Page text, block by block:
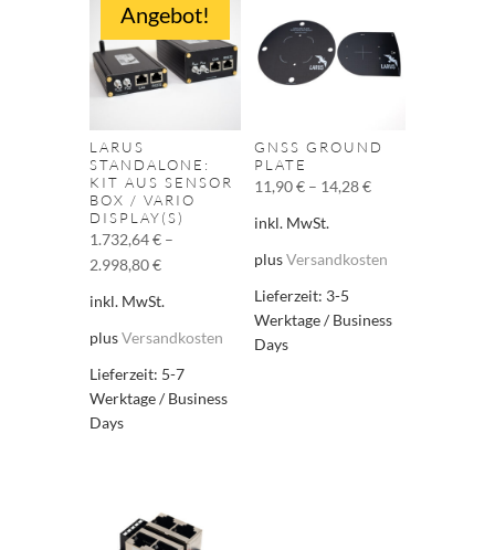
Angebot!
LARUS
STANDALONE:
KIT AUS SENSOR
BOX / VARIO
DISPLAY(S)
1.732,64€–
2.998,80€
inkl. MwSt.
plusVersandkosten
Lieferzeit: 5-7
Werktage / Business
Days
GNSS GROUND
PLATE
11,90€– 14,28€
inkl. MwSt.
plusVersandkosten
Lieferzeit: 3-5
Werktage / Business
Days